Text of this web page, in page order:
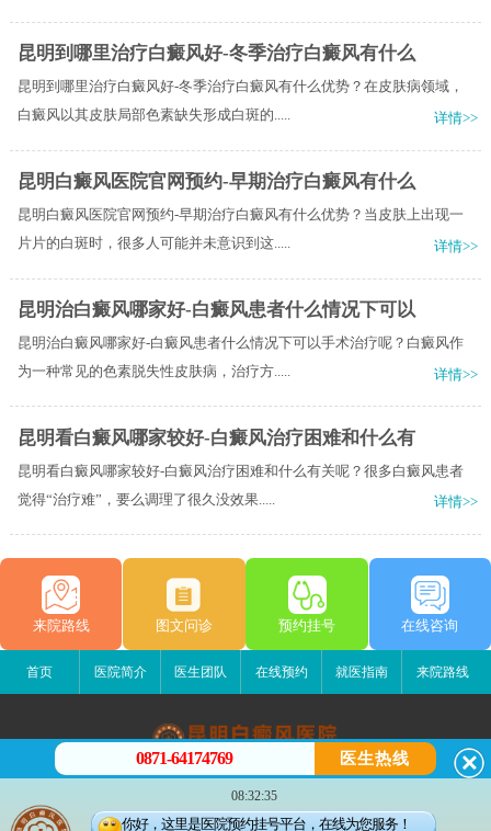
昆明到哪里治疗白癜风好-冬季治疗白癜风有什么
昆明到哪里治疗白癜风好-冬季治疗白癜风有什么优势？在皮肤病领域，
白癜风以其皮肤局部色素缺失形成白斑的.....
详情>>
昆明白癜风医院官网预约-早期治疗白癜风有什么
昆明白癜风医院官网预约-早期治疗白癜风有什么优势？当皮肤上出现一
片片的白斑时，很多人可能并未意识到这.....
详情>>
昆明治白癜风哪家好-白癜风患者什么情况下可以
昆明治白癜风哪家好-白癜风患者什么情况下可以手术治疗呢？白癜风作
为一种常见的色素脱失性皮肤病，治疗方.....
详情>>
昆明看白癜风哪家较好-白癜风治疗困难和什么有
昆明看白癜风哪家较好-白癜风治疗困难和什么有关呢？很多白癜风患者
觉得“治疗难”，要么调理了很久没效果.....
详情>>
来院路线 图文问诊 预约挂号 在线咨询
首页 医院简介 医生团队 在线预约 就医指南 来院路线
昆明白癜风医院
昆明市五华区护国路2号
版权所有：昆明白癜风医院
0871-64174769 医生热线
08:32:35
你好，这里是医院预约挂号平台，在线为您服务！